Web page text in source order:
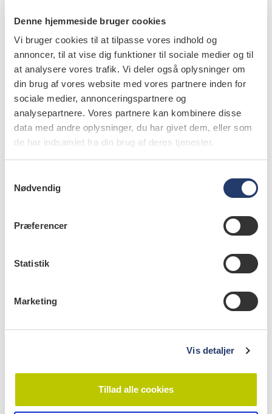
Denne hjemmeside bruger cookies
Vi bruger cookies til at tilpasse vores indhold og
annoncer, til at vise dig funktioner til sociale medier og til
at analysere vores trafik. Vi deler også oplysninger om
din brug af vores website med vores partnere inden for
sociale medier, annonceringspartnere og
analysepartnere. Vores partnere kan kombinere disse
data med andre oplysninger, du har givet dem, eller som
de har indsamlet fra din brug af deres tjenester.
Nødvendig
Præferencer
Statistik
Marketing
Vis detaljer
Tillad alle cookies
være i stand til at afgøre hans øjenfarve, lyder nærmest –
kafkask.
Kilder:
Taylor M, Mayne C, Coutts L et al. Kafka’s
beautiful eyes: Forensic intelligence utilisation of
phenotypic information.Foren Sci Int
2024;361:112120.